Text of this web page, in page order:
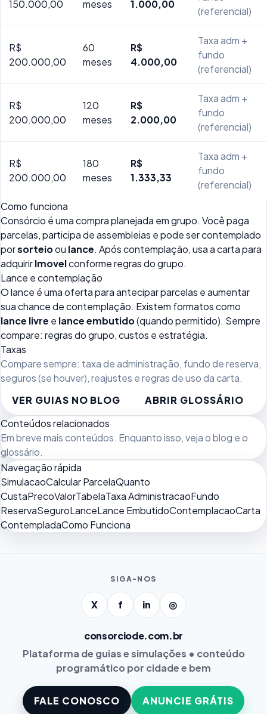
150.000,00
meses
1.000,00
(referencial)
R$
200.000,00
60
meses
R$
4.000,00
Taxa adm +
fundo
(referencial)
R$
200.000,00
120
meses
R$
2.000,00
Taxa adm +
fundo
(referencial)
R$
200.000,00
180
meses
R$
1.333,33
Taxa adm +
fundo
(referencial)
Como funciona
Consórcio é uma compra planejada em grupo. Você paga
parcelas, participa de assembleias e pode ser contemplado
porsorteioou lance. Após contemplação, usa a carta para
adquirirImovelconforme regras do grupo.
Lance e contemplação
O lance é uma oferta para antecipar parcelas e aumentar
sua chance de contemplação. Existem formatos como
lance livre e lance embutido(quando permitido). Sempre
compare: regras do grupo, custos e estratégia.
Taxas
Compare sempre: taxa de administração, fundo de reserva,
seguros (se houver), reajustes e regras de uso da carta.
VER GUIAS NO BLOG
ABRIR GLOSSÁRIO
Conteúdos relacionados
Em breve mais conteúdos. Enquanto isso, vejao blog e o
glossário.
Navegação rápida
SimulacaoCalcular ParcelaQuanto
CustaPrecoValorTabelaTaxa AdministracaoFundo
ReservaSeguroLanceLance EmbutidoContemplacaoCarta
ContempladaComo Funciona
SIGA-NOS
X f in ◎
consorciode.com.br
Plataforma de guias e simulações • conteúdo
programático por cidade e bem
FALE CONOSCO ANUNCIE GRÁTIS